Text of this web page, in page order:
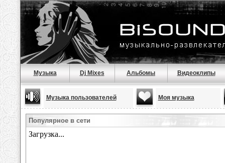
Музыка Dj Mixes Альбомы Видеоклипы
Музыка пользователей Моя музыка
Популярное в сети